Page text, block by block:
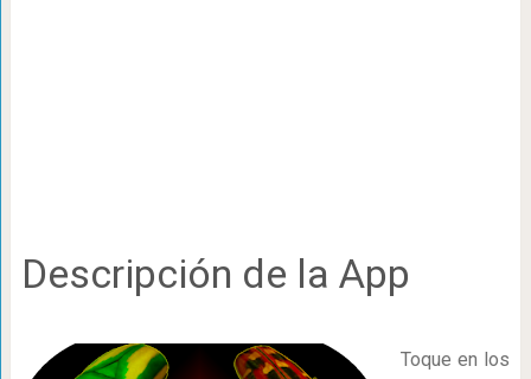
Descripción de la App
Toque en los